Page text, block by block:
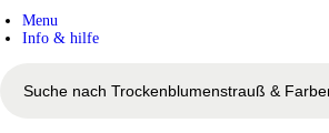
a
c
Menu
Info & hilfe